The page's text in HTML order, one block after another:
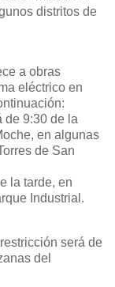
distritos de
a obras
eléctrico en
de 9:30 de la
en algunas
de San
la tarde, en
Industrial.
será de
del